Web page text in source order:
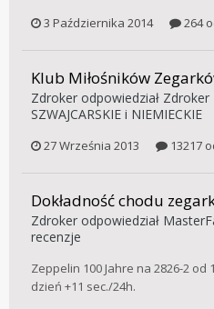
3 Października 2014
264
Klub Miłośników
Zdroker odpowiedział Zdroker
SZWAJCARSKIE i NIEMIECKIE
27 Września 2013 13217
Dokładność chodu
Zdroker odpowiedział
recenzje
Zeppelin 100 Jahre na 2826-2
dzień +11 sec./24h.